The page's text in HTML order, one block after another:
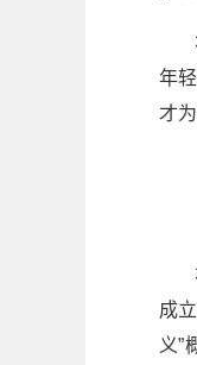
年
才
成
义”